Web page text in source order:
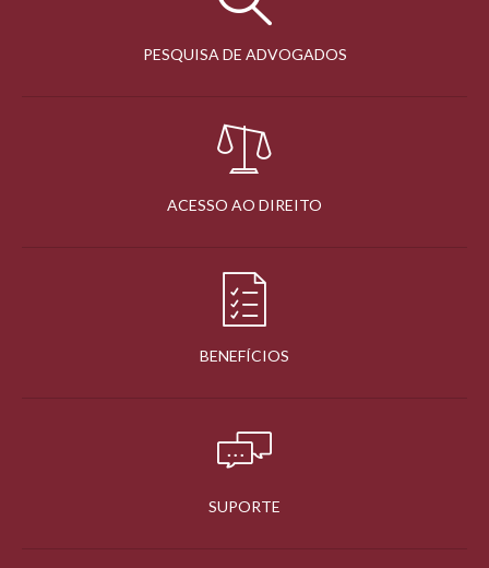
PESQUISA DE ADVOGADOS
ACESSO AO DIREITO
BENEFÍCIOS
SUPORTE